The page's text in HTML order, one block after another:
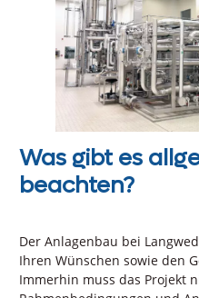
Was gibt es
beachten?
Der Anlagenbau bei
Ihren Wünschen sowie den
Immerhin muss das Projekt